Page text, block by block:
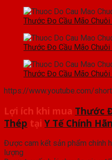
Thước Đo Cầu Mão Chuôi
Thước Đo Cầu Mão Chuôi
Thước Đo Cầu Mão Chuôi
https://www.youtube.com/
Lợi ích khi mua Thước
Thép tạiY Tế Chính
Được cam kết sản phẩm chính
lượng